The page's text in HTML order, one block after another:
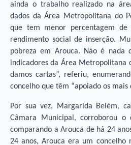
ainda o trabalho realizado na
dados da Área Metropolitana do
que tem menor percentagem de
rendimento social de inserção.
pobreza em Arouca. Não é nada
indicadores da Área Metropolitana
damos cartas”, referiu,
concelho que têm “apoiado os mais
Por sua vez, Margarida Belém,
Câmara Municipal, corroborou o
comparando a Arouca de há 24
24 anos, Arouca era um concelho